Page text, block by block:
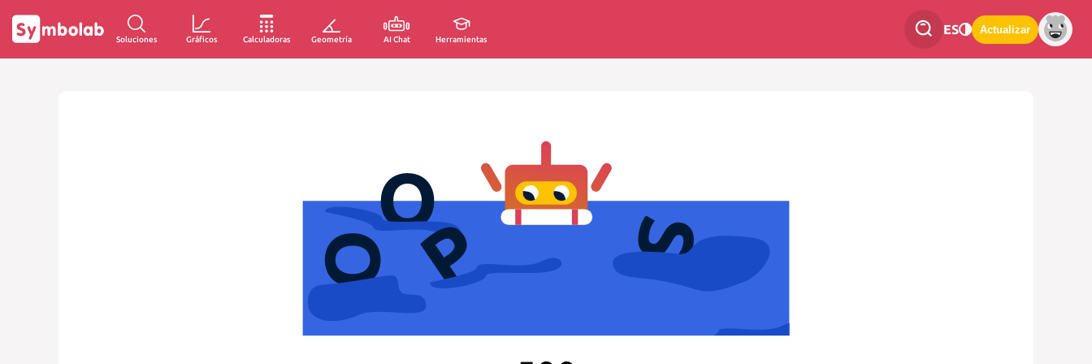
Soluciones Gráficos Calculadoras Geometría AI Chat Herramientas
ES Actualizar